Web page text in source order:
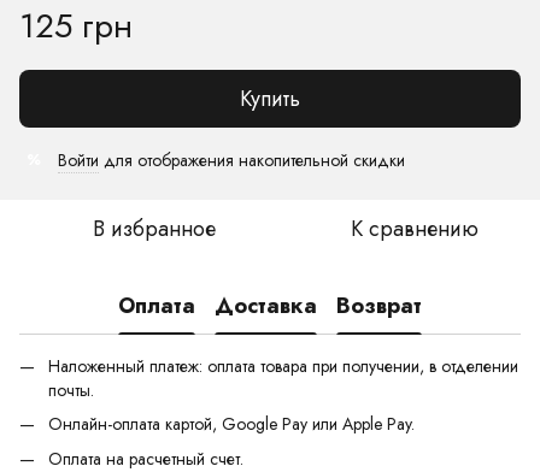
125 грн
Купить
Войти для отображения накопительной скидки
В избранное К сравнению
Оплата Доставка Возврат
Наложенный платеж: оплата товара при получении, в отделении
почты.
Онлайн-оплата картой, Google Pay или Apple Pay.
Оплата на расчетный счет.